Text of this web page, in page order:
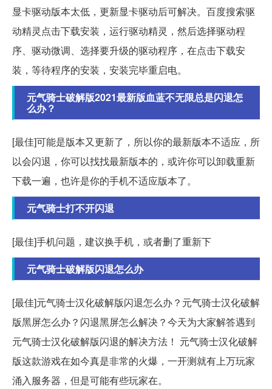
显卡驱动版本太低，更新显卡驱动后可解决。百度搜索驱
动精灵点击下载安装，运行驱动精灵，然后选择驱动程
序、驱动微调、选择要升级的驱动程序，在点击下载安
装，等待程序的安装，安装完毕重启电。
元气骑士破解版2021最新版血蓝不无限总是闪退怎
么办？
[最佳]可能是版本又更新了，所以你的最新版本不适应，所
以会闪退，你可以找找最新版本的，或许你可以卸载重新
下载一遍，也许是你的手机不适应版本了。
元气骑士打不开闪退
[最佳]手机问题，建议换手机，或者删了重新下
元气骑士破解版闪退怎么办
[最佳]元气骑士汉化破解版闪退怎么办？元气骑士汉化破解
版黑屏怎么办？闪退黑屏怎么解决？今天为大家解答遇到
元气骑士汉化破解版闪退的解决方法！ 元气骑士汉化破解
版这款游戏在如今真是非常的火爆，一开测就有上万玩家
涌入服务器，但是可能有些玩家在。